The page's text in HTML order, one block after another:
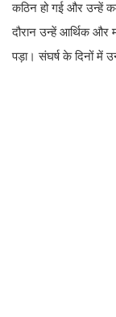
कठिन हो गई और उन्हें
दौरान उन्हें आर्थिक और
पड़ा। संघर्ष के दिनों में